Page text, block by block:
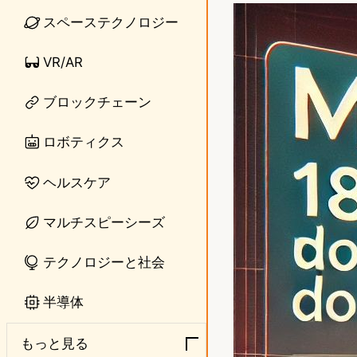
スペーステクノロジー
VR/AR
ブロックチェーン
ロボティクス
ヘルスケア
マルチスピーシーズ
テクノロジーと社会
半導体
もっと見る
e
s
t
d
o
n